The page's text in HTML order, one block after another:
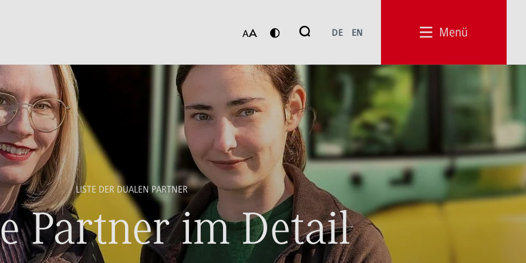
Suche
DE EN Menü
LISTE DER DUALEN PARTNER
Partner im Detail